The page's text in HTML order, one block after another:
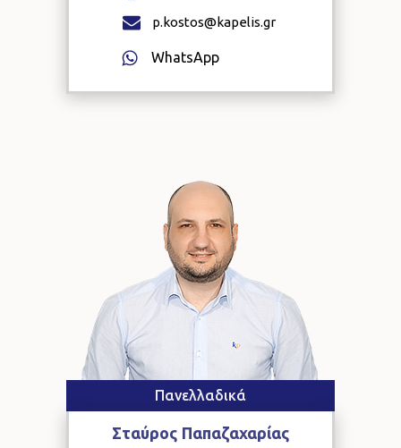
p.kostos@kapelis.gr
WhatsApp
Πανελλαδικά
Σταύρος Παπαζαχαρίας